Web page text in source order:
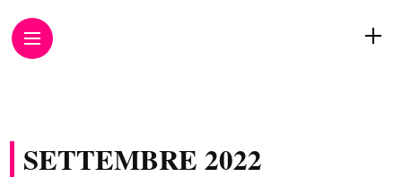
SETTEMBRE 2022